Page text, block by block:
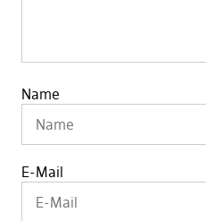
Name
E-Mail